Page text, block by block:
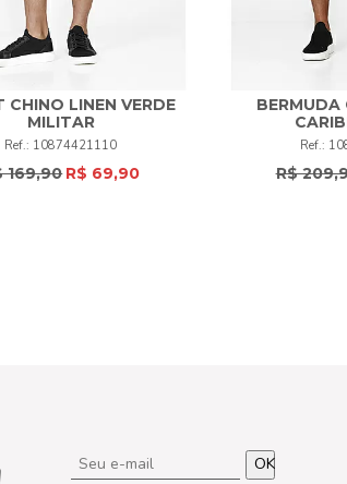
50 52
COMPRAR
CHINO LINEN VERDE
MILITAR
10874421110
169,90 R$ 69,90
50
BERMUDA
R$
OK